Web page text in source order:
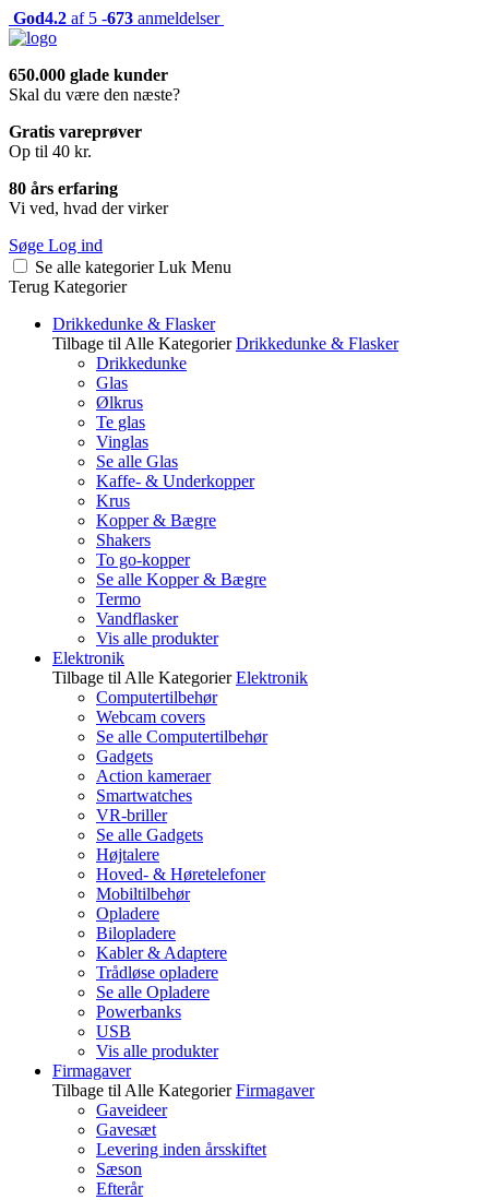
God4.2 af 5 -673 anmeldelser
650.000 glade kunder
Skal du være den næste?
Gratis vareprøver
Op til 40 kr.
80 års erfaring
Vi ved, hvad der virker
Søge Log ind
Se alle kategorier Luk Menu
Terug Kategorier
Drikkedunke & Flasker
Tilbage til Alle Kategorier Drikkedunke & Flasker
Drikkedunke
Glas
Ølkrus
Te glas
Vinglas
Se alle Glas
Kaffe- & Underkopper
Krus
Kopper & Bægre
Shakers
To go-kopper
Se alle Kopper & Bægre
Termo
Vandflasker
Vis alle produkter
Elektronik
Tilbage til Alle Kategorier Elektronik
Computertilbehør
Webcam covers
Se alle Computertilbehør
Gadgets
Action kameraer
Smartwatches
VR-briller
Se alle Gadgets
Højtalere
Hoved- & Høretelefoner
Mobiltilbehør
Opladere
Bilopladere
Kabler & Adaptere
Trådløse opladere
Se alle Opladere
Powerbanks
USB
Vis alle produkter
Firmagaver
Tilbage til Alle Kategorier Firmagaver
Gaveideer
Gavesæt
Levering inden årsskiftet
Sæson
Efterår